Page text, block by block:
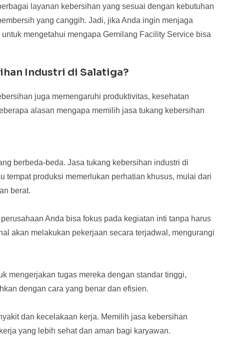
layanan kebersihan yang sesuai dengan kebutuhan
yang canggih. Jadi, jika Anda ingin menjaga
mengetahui mengapa Gemilang Facility Service bisa
Industri di Salatiga?
juga memengaruhi produktivitas, kesehatan
alasan mengapa memilih jasa tukang kebersihan
berbeda-beda. Jasa tukang kebersihan industri di
tempat produksi memerlukan perhatian khusus, mulai dari
berat.
Anda bisa fokus pada kegiatan inti tanpa harus
akan melakukan pekerjaan secara terjadwal, mengurangi
mengerjakan tugas mereka dengan standar tinggi,
dengan cara yang benar dan efisien.
dan kecelakaan kerja. Memilih jasa kebersihan
yang lebih sehat dan aman bagi karyawan.